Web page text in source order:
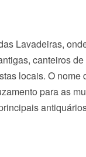
Lavadeiras,
canteiros
locais. O nome
para as